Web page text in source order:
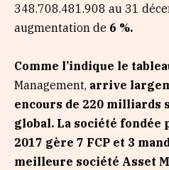
348.708.481.908 au 31
augmentation de 6 %.
Comme l’indique le
Management, arrive
encours de 220 milliards
global. La société fondée
2017 gère 7 FCP et 3
meilleure société Asset